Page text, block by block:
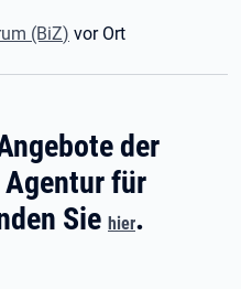
(BiZ) vor Ort
der
für
Sie hier.